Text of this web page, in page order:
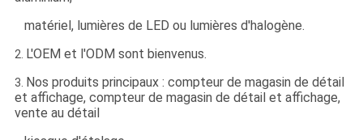
matériel, lumières de LED ou lumières d'halogène.
2. L'OEM et l'ODM sont bienvenus.
3. Nos produits principaux : compteur de magasin de détail
et affichage, compteur de magasin de détail et affichage,
vente au détail